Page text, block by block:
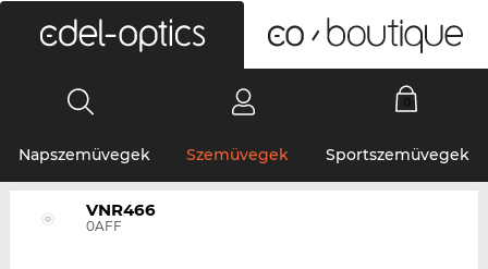
Napszemüvegek Szemüvegek Sportszemüvegek
VNR466
0AFF